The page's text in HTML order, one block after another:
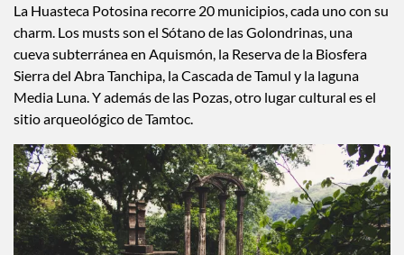
La Huasteca Potosina recorre 20 municipios, cada uno con su
charm. Los musts son el Sótano de las Golondrinas, una
cueva subterránea en Aquismón, la Reserva de la Biosfera
Sierra del Abra Tanchipa, la Cascada de Tamul y la laguna
Media Luna. Y además de las Pozas, otro lugar cultural es el
sitio arqueológico de Tamtoc.